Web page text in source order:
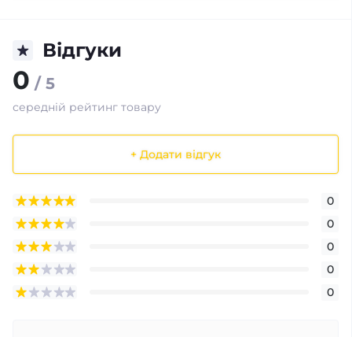
Відгуки
0 / 5
середній рейтинг товару
+ Додати відгук
0
0
0
0
0